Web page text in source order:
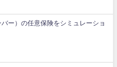
ー）の任意保険をシミュレーショ